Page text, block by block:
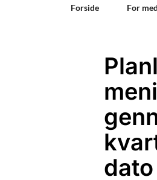
Forside For